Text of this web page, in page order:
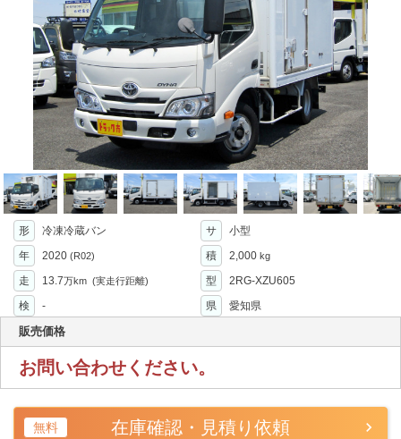
形 冷凍冷蔵バン サ
小型
年
2020 (R02) 積 2,000 kg
走 13.7万km (実走行距離) 型
2RG-XZU605
検
- 県 愛知県
販売価格
お問い合わせください。
無料 在庫確認・見積り依頼